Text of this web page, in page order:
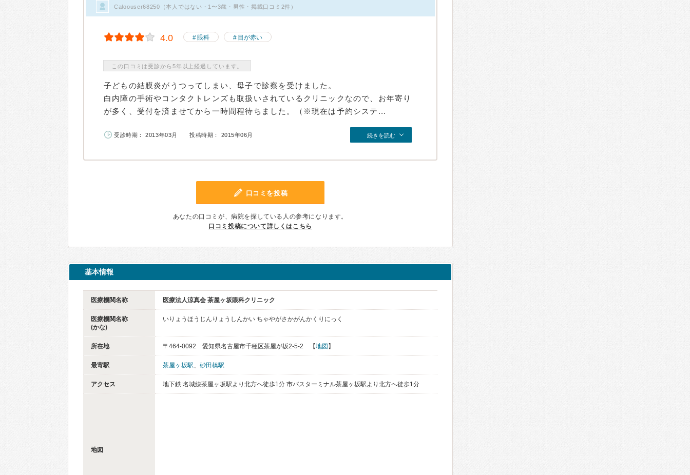
Caloouser68250（本人ではない・1〜3歳・男性・掲載口コミ2件）
4.0 眼科 目が赤い
この口コミは受診から5年以上経過しています。
子どもの結膜炎がうつってしまい、母子で診察を受けました。
白内障の手術やコンタクトレンズも取扱いされているクリニックなので、お年寄り
が多く、受付を済ませてから一時間程待ちました。（※現在は予約システ...
受診時期： 2013年03月 投稿時期： 2015年06月 続きを読む
口コミを投稿
あなたの口コミが、病院を探している人の参考になります。
口コミ投稿について詳しくはこちら
基本情報
医療機関名称 医療法人涼真会 茶屋ヶ坂眼科クリニック
医療機関名称
(かな)
いりょうほうじんりょうしんかい ちゃやがさかがんかくりにっく
所在地 〒464-0092 愛知県名古屋市千種区茶屋が坂2-5-2 【地図 】
最寄駅 茶屋ヶ坂駅、 砂田橋駅
アクセス 地下鉄:名城線茶屋ヶ坂駅より北方へ徒歩1分 市バスターミナル茶屋ヶ坂駅より北方へ徒歩1分
地図